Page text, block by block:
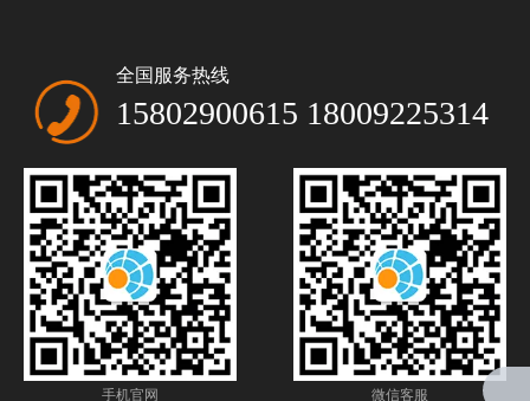
全国服务热线
15802900615 18009225314
手机官网 微信客服